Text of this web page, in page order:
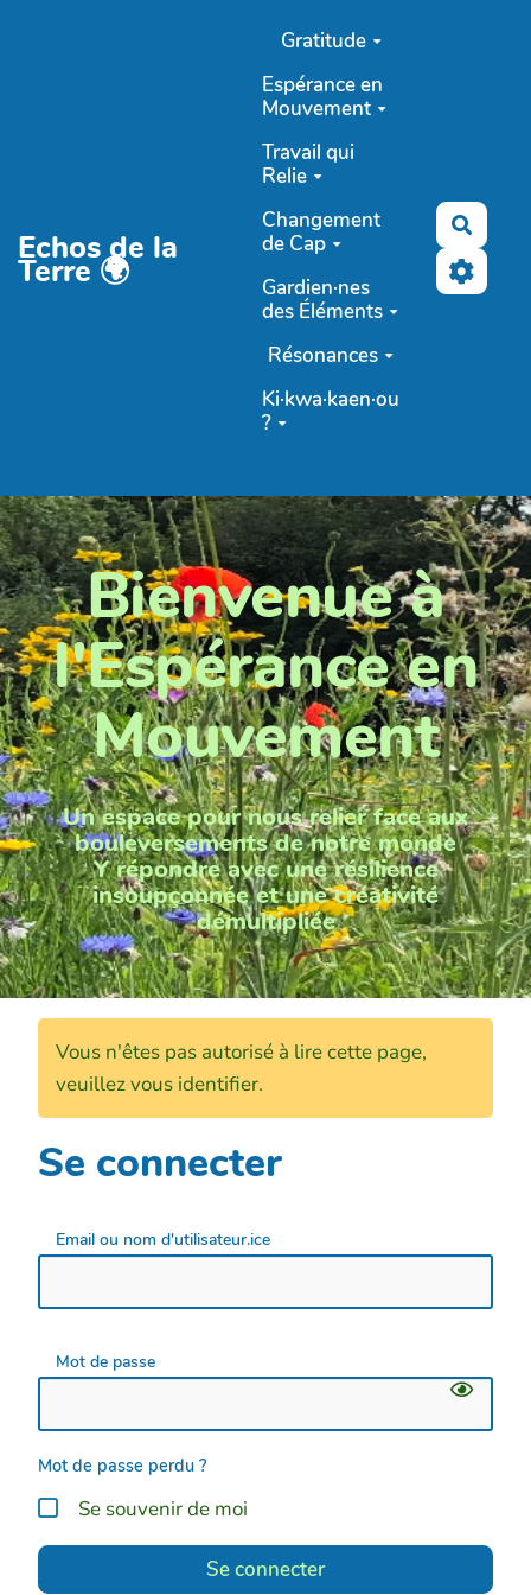
Echos de la
Terre 🌍
Gratitude
Espérance en
Mouvement
Travail qui
Relie
Changement
de Cap
Gardien·nes
des Éléments
Résonances
Ki·kwa·kaen·ou
?
Bienvenue à
l'Espérance en
Mouvement
Un espace pour nous relier face aux
bouleversements de notre monde
Y répondre avec une résilience
insoupçonnée et une créativité
démultipliée
Vous n'êtes pas autorisé à lire cette page,
veuillez vous identifier.
Se connecter
Email ou nom d'utilisateur.ice
Mot de passe
Mot de passe perdu ?
Se souvenir de moi
Se connecter